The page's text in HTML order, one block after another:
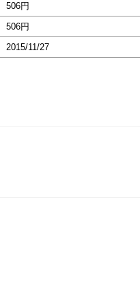
506円
506円
2015/11/27